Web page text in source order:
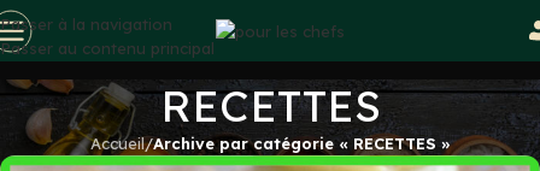
Passer à la navigation
Passer au contenu principal
RECETTES
Accueil/Archive par catégorie « RECETTES »